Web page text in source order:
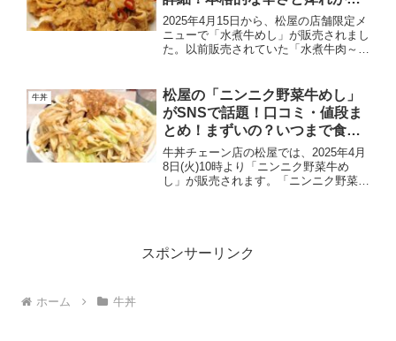
気！
2025年4月15日から、松屋の店舗限定メ
ニューで「水煮牛めし」が販売されまし
た。以前販売されていた「水煮牛肉～四
今回は、水煮牛めしの値段・カロリー・
販売店舗・口コミ・...
牛丼
松屋の「ニンニク野菜牛めし」
がSNSで話題！口コミ・値段ま
とめ！まずいの？いつまで食べ
れる？
牛丼チェーン店の松屋では、2025年4月
8日(火)10時より「ニンニク野菜牛め
し」が販売されます。「ニンニク野菜牛
スポンサーリンク
ホーム 牛丼